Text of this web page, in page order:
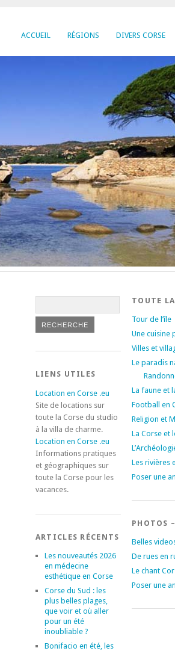
ACCUEIL RÉGIONS DIVERS CORSE
LIENS UTILES
Location en Corse .eu
Site de locations sur
toute la Corse du studio
à la villa de charme.
Location en Corse .eu
Informations pratiques
et géographiques sur
toute la Corse pour les
vacances.
ARTICLES RÉCENTS
Les nouveautés 2026
en médecine
esthétique en Corse
Corse du Sud : les
plus belles plages,
que voir et où aller
pour un été
inoubliable ?
Bonifacio en été, les
TOUTE
Tour de l’île
Une cuisine
Villes et
Le paradis
La faune et
Football en
Religion et
La Corse et
Les rivières
Poser une
PHOTOS
Belles
De rues en
Le chant
Poser une